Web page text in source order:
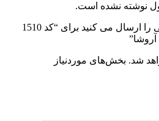
نوشته نشده است.
اولین نفری باشید که دیدگاهی را ارسال می کنید برای “کد 1510
شد. بخش‌های موردنیاز